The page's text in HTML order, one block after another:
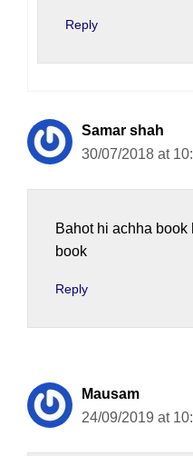
Reply
Samar shah
30/07/2018 at
Bahot hi achha
book
Reply
Mausam
24/09/2019 at